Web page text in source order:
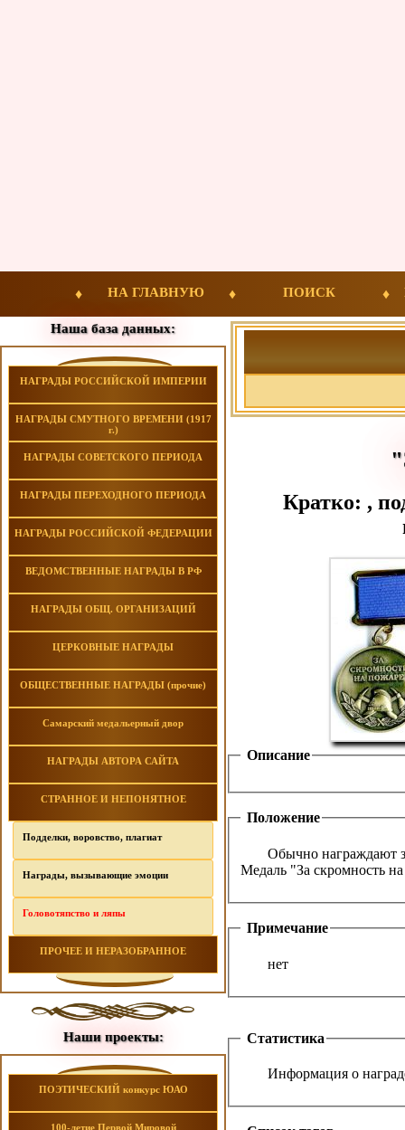
НА ГЛАВНУЮ ПОИСК
Наша база данных:
НАГРАДЫ РОССИЙСКОЙ ИМПЕРИИ
НАГРАДЫ СМУТНОГО ВРЕМЕНИ (1917
г.)
НАГРАДЫ СОВЕТСКОГО ПЕРИОДА
НАГРАДЫ ПЕРЕХОДНОГО ПЕРИОДА
НАГРАДЫ РОССИЙСКОЙ ФЕДЕРАЦИИ
ВЕДОМСТВЕННЫЕ НАГРАДЫ В РФ
НАГРАДЫ ОБЩ. ОРГАНИЗАЦИЙ
ЦЕРКОВНЫЕ НАГРАДЫ
ОБЩЕСТВЕННЫЕ НАГРАДЫ (прочие)
Самарский медальерный двор
НАГРАДЫ АВТОРА САЙТА
СТРАННОЕ И НЕПОНЯТНОЕ
Подделки, воровство, плагиат
Награды, вызывающие эмоции
Головотяпство и ляпы
ПРОЧЕЕ И НЕРАЗОБРАННОЕ
Наши проекты:
ПОЭТИЧЕСКИЙ конкурс ЮАО
100-летие Первой Мировой
Кратко: ,
Описание
Положение
Обычно награждают
Медаль "За скромность
Примечание
нет
Статистика
Информация о